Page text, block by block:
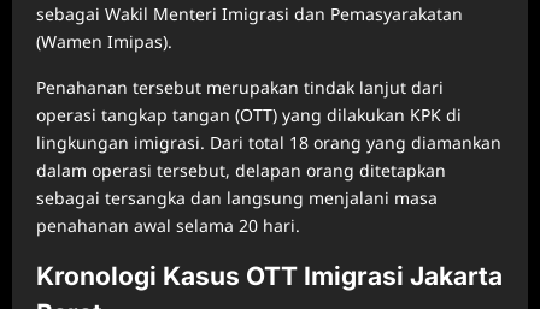
sebagai Wakil Menteri Imigrasi dan Pemasyarakatan
(Wamen Imipas).
Penahanan tersebut merupakan tindak lanjut dari
operasi tangkap tangan (OTT) yang dilakukan KPK di
lingkungan imigrasi. Dari total 18 orang yang diamankan
dalam operasi tersebut, delapan orang ditetapkan
sebagai tersangka dan langsung menjalani masa
penahanan awal selama 20 hari.
Kronologi Kasus OTT Imigrasi Jakarta